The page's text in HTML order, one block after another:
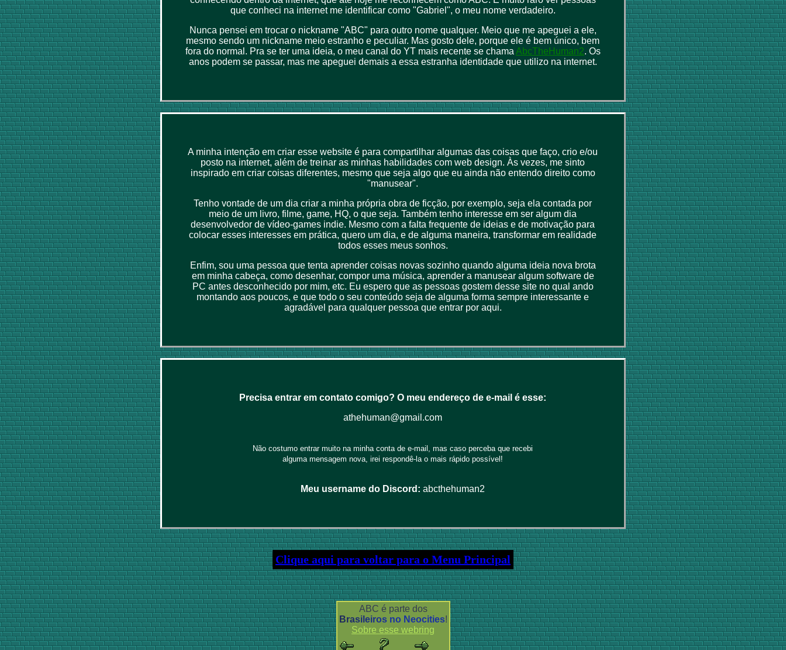
que conheci na internet me identificar como "Gabriel", o meu nome verdadeiro.
Nunca pensei em trocar o nickname "ABC" para outro nome qualquer. Meio que me apeguei a ele,
mesmo sendo um nickname meio estranho e peculiar. Mas gosto dele, porque ele é bem único, bem
fora do normal. Pra se ter uma ideia, o meu canal do YT mais recente se chama AbcTheHuman2. Os
anos podem se passar, mas me apeguei demais a essa estranha identidade que utilizo na internet.
A minha intenção em criar esse website é para compartilhar algumas das coisas que faço, crio e/ou
posto na internet, além de treinar as minhas habilidades com web design. Às vezes, me sinto
inspirado em criar coisas diferentes, mesmo que seja algo que eu ainda não entendo direito como
"manusear".
Tenho vontade de um dia criar a minha própria obra de ficção, por exemplo, seja ela contada por
meio de um livro, filme, game, HQ, o que seja. Também tenho interesse em ser algum dia
desenvolvedor de vídeo-games indie. Mesmo com a falta frequente de ideias e de motivação para
colocar esses interesses em prática, quero um dia, e de alguma maneira, transformar em realidade
todos esses meus sonhos.
Enfim, sou uma pessoa que tenta aprender coisas novas sozinho quando alguma ideia nova brota
em minha cabeça, como desenhar, compor uma música, aprender a manusear algum software de
PC antes desconhecido por mim, etc. Eu espero que as pessoas gostem desse site no qual ando
montando aos poucos, e que todo o seu conteúdo seja de alguma forma sempre interessante e
agradável para qualquer pessoa que entrar por aqui.
Precisa entrar em contato comigo? O meu endereço de e-mail é esse:
athehuman@gmail.com
Não costumo entrar muito na minha conta de e-mail, mas caso perceba que recebi
alguma mensagem nova, irei respondê-la o mais rápido possível!
Meu username do Discord: abcthehuman2
Clique aqui para voltar para o Menu Principal
ABC é parte dos
Brasileiros no Neocities!
Sobre esse webring